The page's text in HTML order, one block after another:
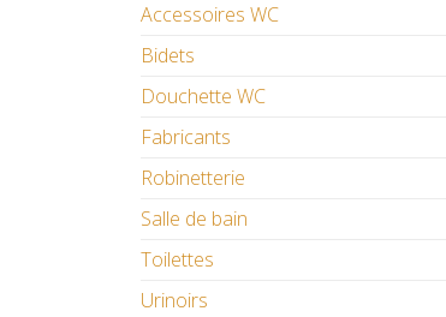
Accessoires WC
Bidets
Douchette WC
Fabricants
Robinetterie
Salle de bain
Toilettes
Urinoirs